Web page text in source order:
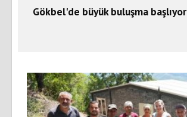
Gökbel'de büyük buluşma başlıyor